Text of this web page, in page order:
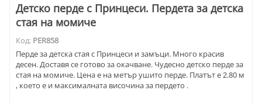
Детско перде с Принцеси. Пердета за детска
стая на момиче
Код: PER858
Перде за детска стая с Принцеси и замъци. Много красив
десен. Доставя се готово за окачване. Чудесно детско перде за
стая на момиче. Цена е на метър ушито перде. Платът е 2.80 м
, което е и максималната височина за пердето .